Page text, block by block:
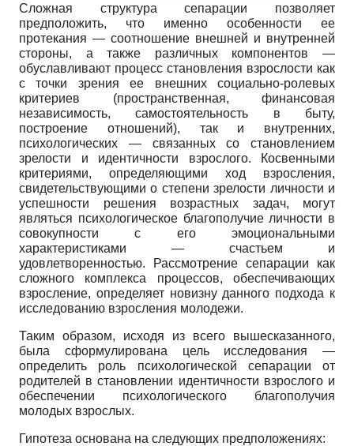
Сложная структура сепарации позволяет
предположить, что именно особенности ее
протекания — соотношение внешней и внутренней
стороны, а также различных компонентов —
обуславливают процесс становления взрослости как
с точки зрения ее внешних социально-ролевых
критериев (пространственная, финансовая
независимость, самостоятельность в быту,
построение отношений), так и внутренних,
психологических — связанных со становлением
зрелости и идентичности взрослого. Косвенными
критериями, определяющими ход взросления,
свидетельствующими о степени зрелости личности и
успешности решения возрастных задач, могут
являться психологическое благополучие личности в
совокупности с его эмоциональными
характеристиками — счастьем и
удовлетворенностью. Рассмотрение сепарации как
сложного комплекса процессов, обеспечивающих
взросление, определяет новизну данного подхода к
исследованию взросления молодежи.
Таким образом, исходя из всего вышесказанного,
была сформулирована цель исследования —
определить роль психологической сепарации от
родителей в становлении идентичности взрослого и
обеспечении психологического благополучия
молодых взрослых.
Гипотеза основана на следующих предположениях: